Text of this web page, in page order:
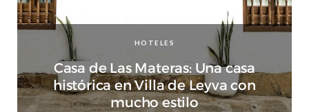
HOTELES
Casa de Las Materas: Una casa
histórica en Villa de Leyva con
mucho estilo